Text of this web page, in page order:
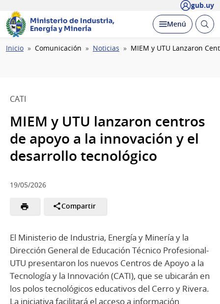
gub.uy
Ministerio de Industria,
Energía y Minería
Desplegar
Menú Abrir
Ruta
Inicio Comunicación Noticias MIEM y UTU Lanzaron
CATI
MIEM y UTU lanzaron centros
de apoyo a la innovación y el
desarrollo tecnológico
19/05/2026
Compartir
El Ministerio de Industria, Energía y Minería y la
Dirección General de Educación Técnico Profesional-
UTU presentaron los nuevos Centros de Apoyo a la
Tecnología y la Innovación (CATI), que se ubicarán en
los polos tecnológicos educativos del Cerro y Rivera.
La iniciativa facilitará el acceso a información